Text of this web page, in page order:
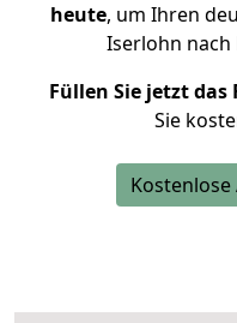
heute, um Ihren
Iserlohn nach
Füllen Sie jetzt
Sie